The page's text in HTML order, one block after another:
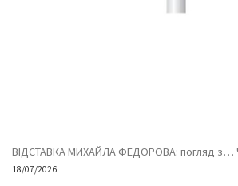
ВІДСТАВКА МИХАЙЛА ФЕДОРОВА: погляд з…
18/07/2026